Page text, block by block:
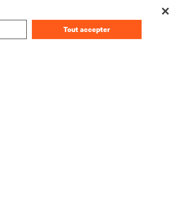
Tout accepter